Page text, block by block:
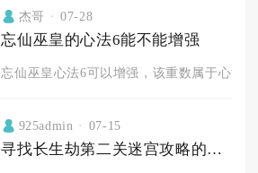
杰哥 07-28
忘仙巫皇的心法6能不能增强
忘仙巫皇心法6可以增强，该重数属于心法
925admin 07-15
寻找长生劫第二关迷宫攻略的方法有哪些